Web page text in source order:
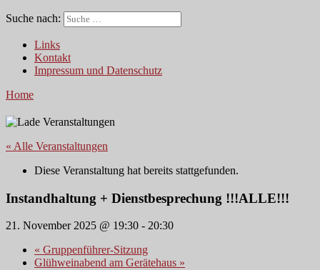
Suche nach:
Links
Kontakt
Impressum und Datenschutz
Home
« Alle Veranstaltungen
Diese Veranstaltung hat bereits stattgefunden.
Instandhaltung + Dienstbesprechung !!!ALLE!!!
21. November 2025 @ 19:30 - 20:30
« Gruppenführer-Sitzung
Glühweinabend am Gerätehaus »